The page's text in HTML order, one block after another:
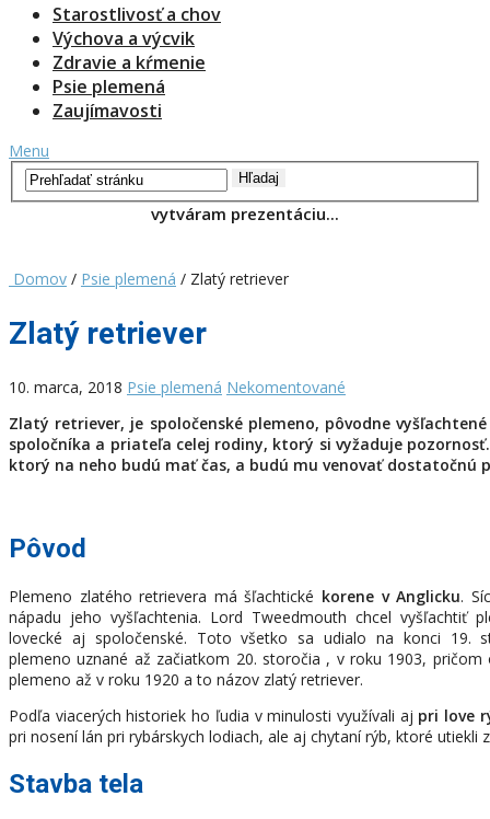
Starostlivosť a chov
Výchova a výcvik
Zdravie a kŕmenie
Psie plemená
Zaujímavosti
Menu
Domov / Psie plemená / Zlatý retriever
Zlatý retriever
10. marca, 2018 Psie plemená Nekomentované
Zlatý retriever, je spoločenské plemeno, pôvodne
spoločníka a priateľa celej rodiny, ktorý si vyžaduje
ktorý na neho budú mať čas, a budú mu venovať dostatočnú
Pôvod
Plemeno zlatého retrievera má šľachtické korene v Anglicku.
nápadu jeho vyšľachtenia. Lord Tweedmouth chcel vyšľachtiť
lovecké aj spoločenské. Toto všetko sa udialo na konci 19.
plemeno uznané až začiatkom 20. storočia , v roku 1903,
plemeno až v roku 1920 a to názov zlatý retriever.
Podľa viacerých historiek ho ľudia v minulosti využívali aj pri love
pri nosení lán pri rybárskych lodiach, ale aj chytaní rýb, ktoré utiekli
Stavba tela